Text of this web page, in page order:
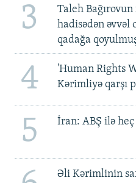
3
Taleh
hadisədən əvvəl
qadağa
4
'Human Rights
Kərimliyə qarşı
5 İran: ABŞ ilə heç
Əli Kərimlinin